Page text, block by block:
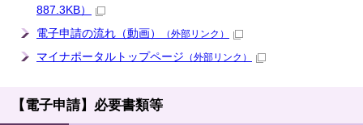
887.3KB）
電子申請の流れ（動画）
（外部リンク）
マイナポータルトップページ （外部リンク）
【電子申請】必要書類等